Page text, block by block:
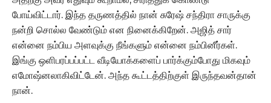
போய்விட்டார். இந்த தருணத்தில் நான் சுரேஷ் சந்திரா சாருக்கு
நன்றி சொல்ல வேண்டும் என நினைக்கிறேன். அஜித் சார்
என்னை நம்பிய அளவுக்கு நீங்களும் என்னை நம்பினீர்கள்.
இங்கு ஒளிபரப்பப்பட்ட வீடியோக்களைப் பார்க்கும்போது மிகவும்
எமோஷ்னலாகிவிட்டேன். அந்த கூட்டத்திற்குள் இருந்தவன்தான்
நான்.